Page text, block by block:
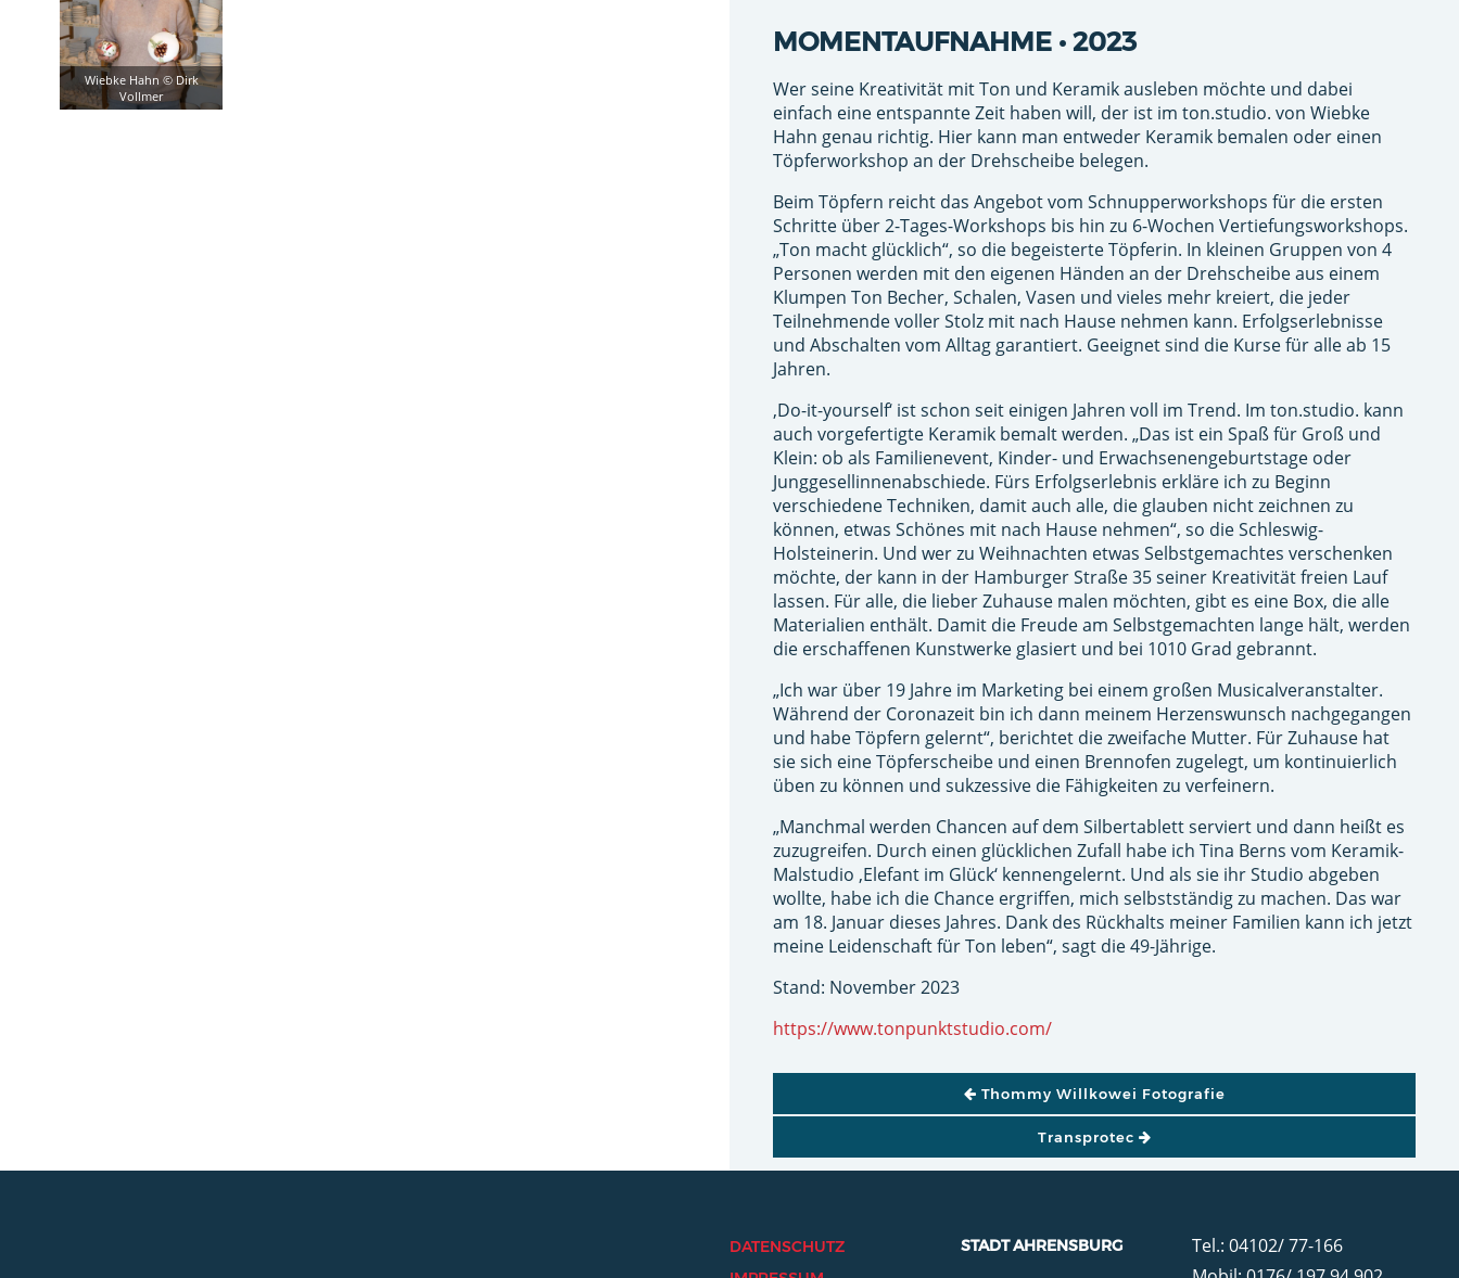
Wiebke Hahn © Dirk
Vollmer
MOMENTAUFNAHME • 2023
Wer seine Kreativität mit Ton und Keramik ausleben möchte und dabei
einfach eine entspannte Zeit haben will, der ist im ton.studio. von Wiebke
Hahn genau richtig. Hier kann man entweder Keramik bemalen oder einen
Töpferworkshop an der Drehscheibe belegen.
Beim Töpfern reicht das Angebot vom Schnupperworkshops für die ersten
Schritte über 2-Tages-Workshops bis hin zu 6-Wochen Vertiefungsworkshops.
„Ton macht glücklich“, so die begeisterte Töpferin. In kleinen Gruppen von 4
Personen werden mit den eigenen Händen an der Drehscheibe aus einem
Klumpen Ton Becher, Schalen, Vasen und vieles mehr kreiert, die jeder
Teilnehmende voller Stolz mit nach Hause nehmen kann. Erfolgserlebnisse
und Abschalten vom Alltag garantiert. Geeignet sind die Kurse für alle ab 15
Jahren.
‚Do-it-yourself‘ ist schon seit einigen Jahren voll im Trend. Im ton.studio. kann
auch vorgefertigte Keramik bemalt werden. „Das ist ein Spaß für Groß und
Klein: ob als Familienevent, Kinder- und Erwachsenengeburtstage oder
Junggesellinnenabschiede. Fürs Erfolgserlebnis erkläre ich zu Beginn
verschiedene Techniken, damit auch alle, die glauben nicht zeichnen zu
können, etwas Schönes mit nach Hause nehmen“, so die Schleswig-
Holsteinerin. Und wer zu Weihnachten etwas Selbstgemachtes verschenken
möchte, der kann in der Hamburger Straße 35 seiner Kreativität freien Lauf
lassen. Für alle, die lieber Zuhause malen möchten, gibt es eine Box, die alle
Materialien enthält. Damit die Freude am Selbstgemachten lange hält, werden
die erschaffenen Kunstwerke glasiert und bei 1010 Grad gebrannt.
„Ich war über 19 Jahre im Marketing bei einem großen Musicalveranstalter.
Während der Coronazeit bin ich dann meinem Herzenswunsch nachgegangen
und habe Töpfern gelernt“, berichtet die zweifache Mutter. Für Zuhause hat
sie sich eine Töpferscheibe und einen Brennofen zugelegt, um kontinuierlich
üben zu können und sukzessive die Fähigkeiten zu verfeinern.
„Manchmal werden Chancen auf dem Silbertablett serviert und dann heißt es
zuzugreifen. Durch einen glücklichen Zufall habe ich Tina Berns vom Keramik-
Malstudio ‚Elefant im Glück‘ kennengelernt. Und als sie ihr Studio abgeben
wollte, habe ich die Chance ergriffen, mich selbstständig zu machen. Das war
am 18. Januar dieses Jahres. Dank des Rückhalts meiner Familien kann ich jetzt
meine Leidenschaft für Ton leben“, sagt die 49-Jährige.
Stand: November 2023
https://www.tonpunktstudio.com/
BEITRAGSNAVIGATIONThommy Willkowei Fotografie
Transprotec
DATENSCHUTZ
STADT AHRENSBURG
Tel.: 04102/ 77-166